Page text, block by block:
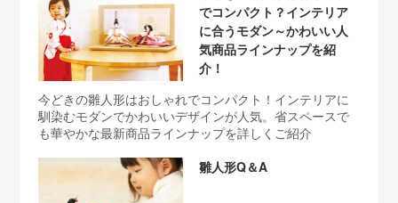
でコンパクト？インテリア
に合うモダン～かわいい人
気商品ラインナップを紹
介！
今どきの雛人形はおしゃれでコンパクト！インテリアに
馴染むモダンでかわいいデザインが人気。省スペースで
も華やかな最新商品ラインナップを詳しくご紹介
雛人形Q＆A